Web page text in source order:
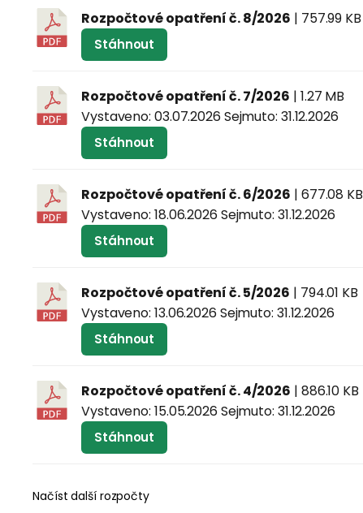
Rozpočtové opatření č. 8/2026 | 757.99 KB
Stáhnout
Rozpočtové opatření č. 7/2026 | 1.27 MB
Vystaveno: 03.07.2026 Sejmuto: 31.12.2026
Stáhnout
Rozpočtové opatření č. 6/2026 | 677.08 KB
Vystaveno: 18.06.2026 Sejmuto: 31.12.2026
Stáhnout
Rozpočtové opatření č. 5/2026 | 794.01 KB
Vystaveno: 13.06.2026 Sejmuto: 31.12.2026
Stáhnout
Rozpočtové opatření č. 4/2026 | 886.10 KB
Vystaveno: 15.05.2026 Sejmuto: 31.12.2026
Stáhnout
Načíst další rozpočty